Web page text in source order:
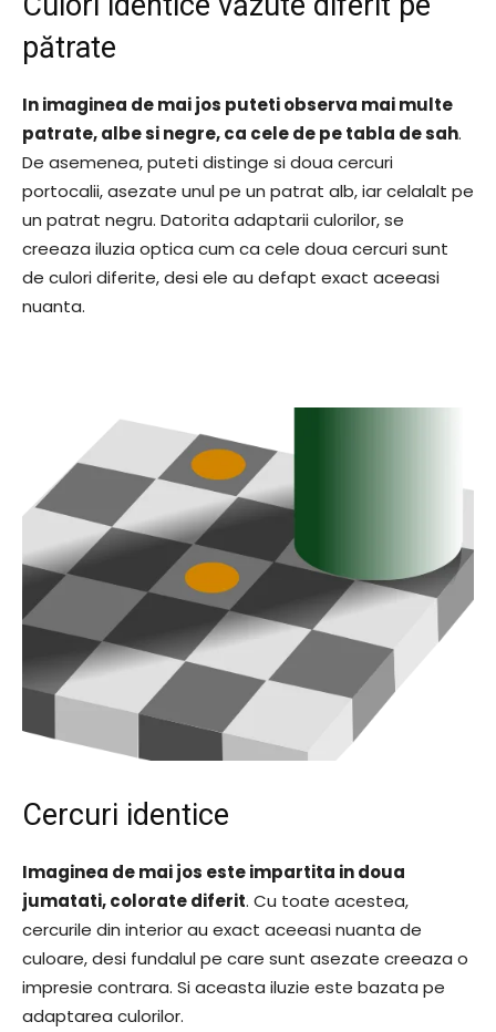
pătrate
In imaginea de mai jos puteti observa mai multe
patrate, albe si negre, ca cele de pe tabla de sah.
De asemenea, puteti distinge si doua cercuri
portocalii, asezate unul pe un patrat alb, iar celalalt pe
un patrat negru. Datorita adaptarii culorilor, se
creeaza iluzia optica cum ca cele doua cercuri sunt
de culori diferite, desi ele au defapt exact aceeasi
nuanta.
Cercuri identice
Imaginea de mai jos este impartita in doua
jumatati, colorate diferit. Cu toate acestea,
cercurile din interior au exact aceeasi nuanta de
culoare, desi fundalul pe care sunt asezate creeaza o
impresie contrara. Si aceasta iluzie este bazata pe
adaptarea culorilor.